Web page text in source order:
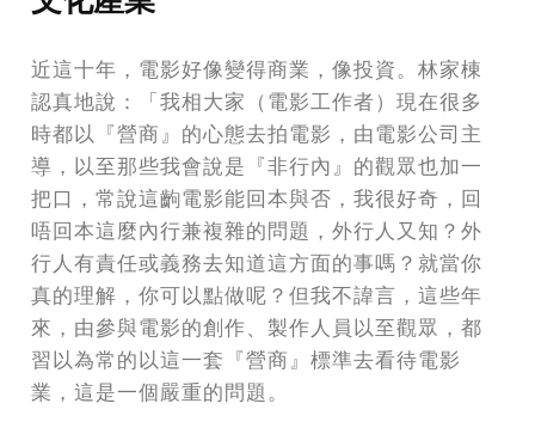
近這十年，電影好像變得商業，像投資。林家棟
認真地說：「我相大家（電影工作者）現在很多
時都以『營商』的心態去拍電影，由電影公司主
導，以至那些我會說是『非行內』的觀眾也加一
把口，常說這齣電影能回本與否，我很好奇，回
唔回本這麼內行兼複雜的問題，外行人又知？外
行人有責任或義務去知道這方面的事嗎？就當你
真的理解，你可以點做呢？但我不諱言，這些年
來，由參與電影的創作、製作人員以至觀眾，都
習以為常的以這一套『營商』標準去看待電影
業，這是一個嚴重的問題。